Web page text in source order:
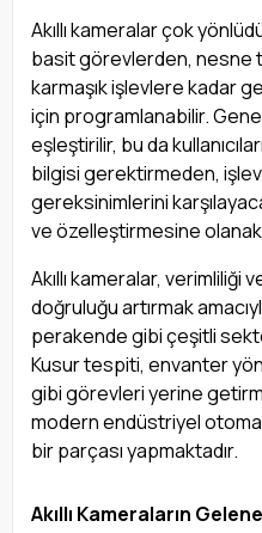
Akıllı kameralar çok
basit görevlerden, nesne
karmaşık işlevlere kadar
için programlanabilir.
eşleştirilir, bu da
bilgisi gerektirmeden,
gereksinimlerini
ve özelleştirmesine olanak
Akıllı kameralar, verimliliği
doğruluğu artırmak
perakende gibi çeşitli
Kusur tespiti, envanter
gibi görevleri yerine
modern endüstriyel
bir parçası yapmaktadır.
Akıllı Kameraların